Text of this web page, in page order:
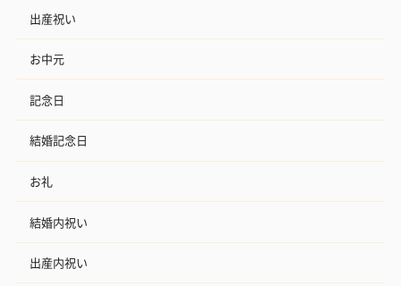
出産祝い
お中元
記念日
結婚記念日
お礼
結婚内祝い
出産内祝い